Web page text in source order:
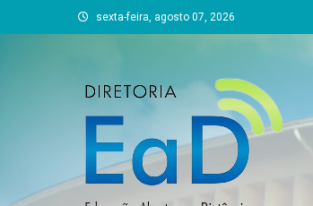
to
sexta-feira, agosto 07, 2026